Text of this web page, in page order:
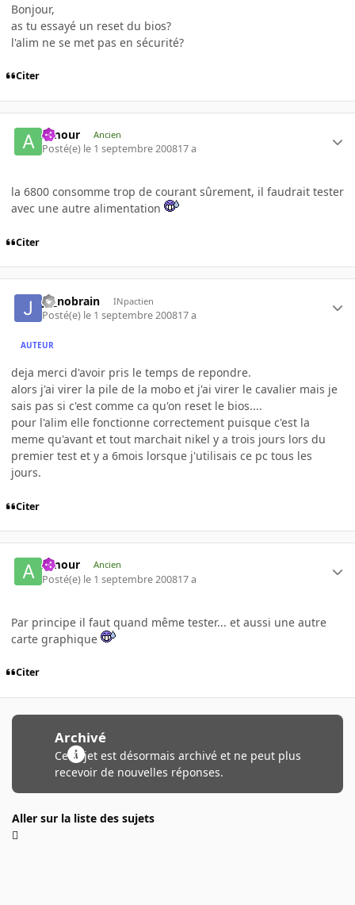
Bonjour,
as tu essayé un reset du bios?
l'alim ne se met pas en sécurité?
Citer
Amour Ancien
Posté(e) le 1 septembre 200817 a
la 6800 consomme trop de courant sûrement, il faudrait tester
avec une autre alimentation
Citer
jb_nobrain INpactien
Posté(e) le 1 septembre 200817 a
AUTEUR
deja merci d'avoir pris le temps de repondre.
alors j'ai virer la pile de la mobo et j'ai virer le cavalier mais je
sais pas si c'est comme ca qu'on reset le bios....
pour l'alim elle fonctionne correctement puisque c'est la
meme qu'avant et tout marchait nikel y a trois jours lors du
premier test et y a 6mois lorsque j'utilisais ce pc tous les
jours.
Citer
Amour Ancien
Posté(e) le 1 septembre 200817 a
Par principe il faut quand même tester... et aussi une autre
carte graphique
Citer
Archivé
Ce sujet est désormais archivé et ne peut plus
recevoir de nouvelles réponses.
Aller sur la liste des sujets